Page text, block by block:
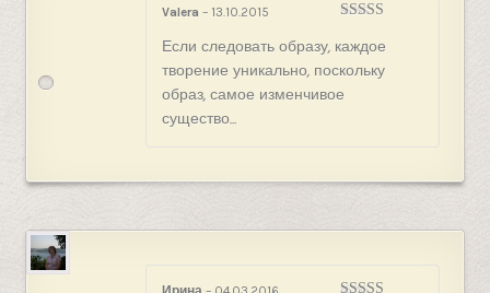
5
Valera – 13.10.2015
Если следовать образу, каждое
творение уникально, поскольку
образ, самое изменчивое
существо…